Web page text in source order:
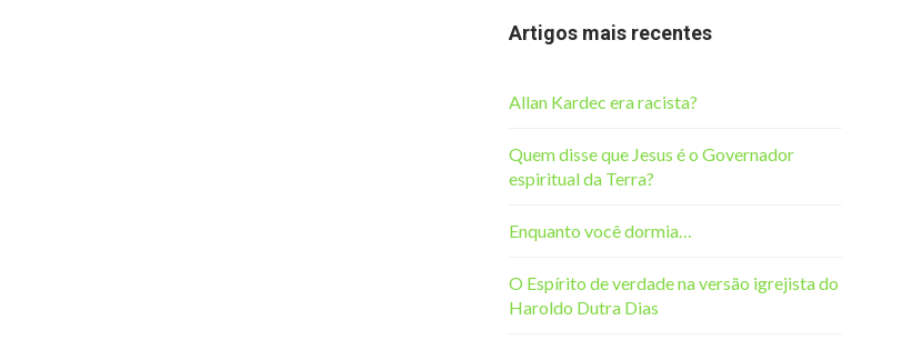
Artigos mais recentes
Allan Kardec era racista?
Quem disse que Jesus é o Governador
espiritual da Terra?
Enquanto você dormia…
O Espírito de verdade na versão igrejista do
Haroldo Dutra Dias